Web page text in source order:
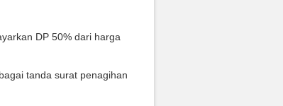
DP 50% dari harga
tanda surat penagihan